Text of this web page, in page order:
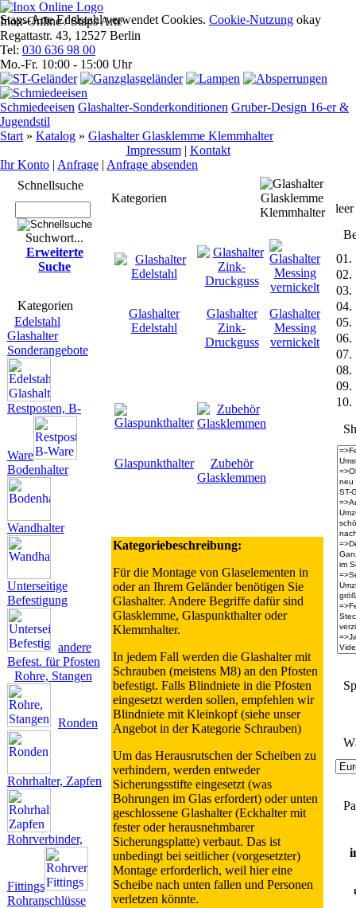
Staps-Arte Edelstahl verwendet Cookies. Cookie-Nutzung okay
Inox-Online / Staps Arte
Regattastr. 43, 12527 Berlin
Tel: 030 636 98 00
Mo.-Fr. 10:00 - 15:00 Uhr
Schmiedeeisen Glashalter-Sonderkonditionen Gruber-Design 16-er &
Jugendstil
Start » Katalog » Glashalter Glasklemme Klemmhalter
Impres­sum| Kontakt
Ihr Konto | Anfrage | Anfrage absenden
Schnell­suche
Suchwort...
Erwei­terte
Suche
Kate­gorien
Edelstahl
Glashalter
Sonderangebote
Restposten, B-
Ware
Bodenhalter
Wandhalter
Unterseitige
Befestigung
andere
Befest. für Pfosten
Rohre, Stangen
Ronden
Rohrhalter, Zapfen
Rohrverbinder,
Fittings
Rohranschlüsse
Kategorien
Glashalter
Edelstahl
Glashalter
Zink-
Druckguss
Glashalter
Messing
vernickelt
Glaspunkthalter
Zubehör
Glasklemmen
Kategoriebeschreibung:
Für die Montage von Glaselementen in
oder an Ihrem Geländer benötigen Sie
Glashalter. Andere Begriffe dafür sind
Glasklemme, Glaspunkthalter oder
Klemmhalter.
In jedem Fall werden die Glashalter mit
Schrauben (meistens M8) an den Pfosten
befestigt. Falls Blindniete in die Pfosten
eingesetzt werden sollen, empfehlen wir
Blindniete mit Kleinkopf (siehe unser
Angebot in der Kategorie Schrauben)
Um das Herausrutschen der Scheiben zu
verhindern, werden entweder
Sicherungsstifte eingesetzt (was
Bohrungen im Glas erfordert) oder unten
geschlossene Glashalter (Eckhalter mit
fester oder herausnehmbarer
Sicherungsplatte) verbaut. Das ist
unbedingt bei seitlicher (vorgesetzter)
Montage erforderlich, weil hier eine
Scheibe nach unten fallen und Personen
verletzen könnte.
leer
01.
02.
03.
04.
05.
06.
07.
08.
09.
10.